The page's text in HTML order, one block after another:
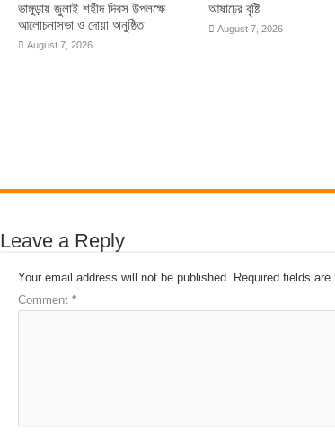
ভাঙ্গুড়ায় জুলাই শহীদ দিবস উপলক্ষে
আলোচনাসভা ও দোয়া অনুষ্ঠিত
August 7, 2026
আষাঢ়ের বৃষ্টি
August 7, 2026
Leave a Reply
Your email address will not be published. Required fields are
Comment *